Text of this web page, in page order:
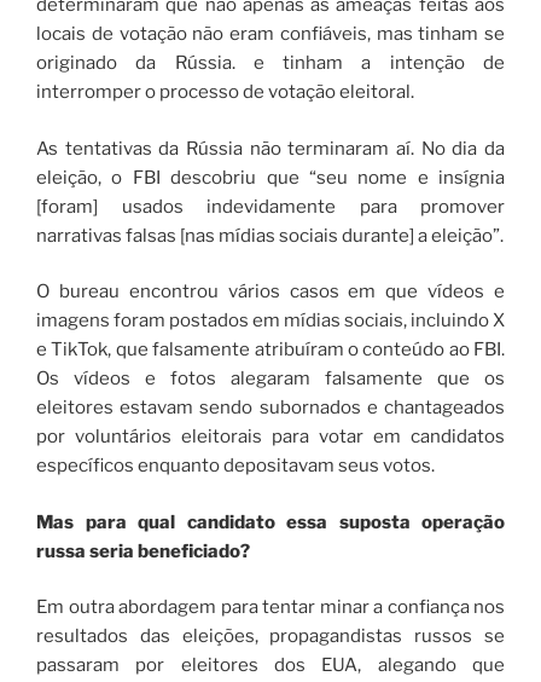
determinaram que não apenas as ameaças feitas aos
locais de votação não eram confiáveis, mas tinham se
originado da Rússia. e tinham a intenção de
interromper o processo de votação eleitoral.
As tentativas da Rússia não terminaram aí. No dia da
eleição, o FBI descobriu que “seu nome e insígnia
[foram] usados ​​indevidamente para promover
narrativas falsas [nas mídias sociais durante] a eleição”.
O bureau encontrou vários casos em que vídeos e
imagens foram postados em mídias sociais, incluindo X
e TikTok, que falsamente atribuíram o conteúdo ao FBI.
Os vídeos e fotos alegaram falsamente que os
eleitores estavam sendo subornados e chantageados
por voluntários eleitorais para votar em candidatos
específicos enquanto depositavam seus votos.
Mas para qual candidato essa suposta operação
russa seria beneficiado?
Em outra abordagem para tentar minar a confiança nos
resultados das eleições, propagandistas russos se
passaram por eleitores dos EUA, alegando que